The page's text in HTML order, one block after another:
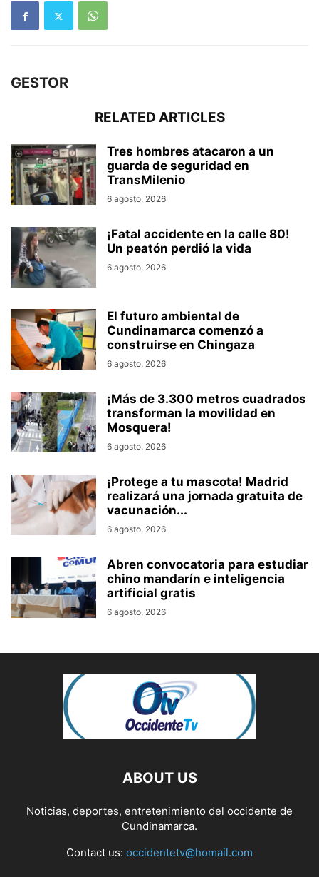
GESTOR
RELATED ARTICLES
Tres hombres atacaron a un
guarda de seguridad en
TransMilenio
6 agosto, 2026
¡Fatal accidente en la calle 80!
Un peatón perdió la vida
6 agosto, 2026
El futuro ambiental de
Cundinamarca comenzó a
construirse en Chingaza
6 agosto, 2026
¡Más de 3.300 metros cuadrados
transforman la movilidad en
Mosquera!
6 agosto, 2026
¡Protege a tu mascota! Madrid
realizará una jornada gratuita de
vacunación...
6 agosto, 2026
Abren convocatoria para estudiar
chino mandarín e inteligencia
artificial gratis
6 agosto, 2026
ABOUT US
Noticias, deportes, entretenimiento del occidente de
Cundinamarca.
Contact us: occidentetv@homail.com